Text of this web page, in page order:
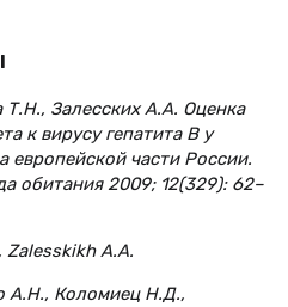
Залесских А.А. Оценка
к вирусу гепатита В у
европейской части России.
обитания 2009; 12(329): 62–
Zalesskikh A.A.
А.Н., Коломиец Н.Д.,